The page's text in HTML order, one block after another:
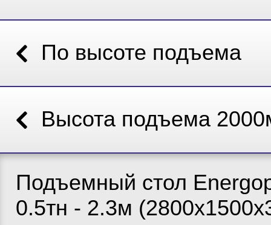
По высоте подъема
Высота подъема
Подъемный стол
0.5тн - 2.3м